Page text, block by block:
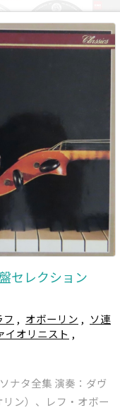
セレクション
, オボーリン , ソ連
イオリニスト ,
ナタ全集 演奏：ダヴ
ン）、レフ・オボー